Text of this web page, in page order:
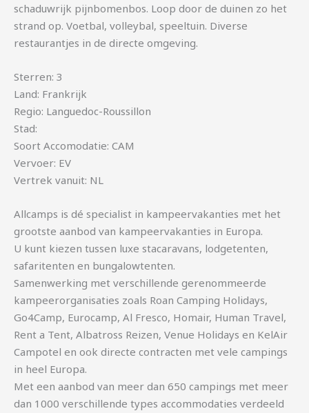
schaduwrijk pijnbomenbos. Loop door de duinen zo het
strand op. Voetbal, volleybal, speeltuin. Diverse
restaurantjes in de directe omgeving.
Sterren: 3
Land: Frankrijk
Regio: Languedoc-Roussillon
Stad:
Soort Accomodatie: CAM
Vervoer: EV
Vertrek vanuit: NL
Allcamps is dé specialist in kampeervakanties met het
grootste aanbod van kampeervakanties in Europa.
U kunt kiezen tussen luxe stacaravans, lodgetenten,
safaritenten en bungalowtenten.
Samenwerking met verschillende gerenommeerde
kampeerorganisaties zoals Roan Camping Holidays,
Go4Camp, Eurocamp, Al Fresco, Homair, Human Travel,
Rent a Tent, Albatross Reizen, Venue Holidays en KelAir
Campotel en ook directe contracten met vele campings
in heel Europa.
Met een aanbod van meer dan 650 campings met meer
dan 1000 verschillende types accommodaties verdeeld